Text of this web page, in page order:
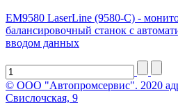
ЕМ9580 LaserLine (9580-C) -
балансировочный станок с
вводом данных
© ООО "Автопромсервис". 2020
Свислочская, 9